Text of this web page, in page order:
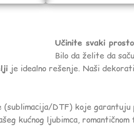
Učinite svaki
Bilo da želite da
je idealno rešenje. Naši
DTF) koje
kućnog ljubimca,